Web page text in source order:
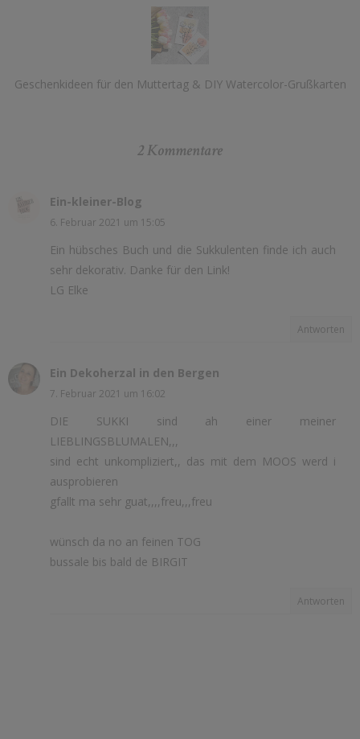
Geschenkideen für den Muttertag & DIY Watercolor-Grußkarten
2 Kommentare
Ein-kleiner-Blog
6. Februar 2021 um 15:05
Ein hübsches Buch und die Sukkulenten finde ich auch
sehr dekorativ. Danke für den Link!
LG Elke
Antworten
Ein Dekoherzal in den Bergen
7. Februar 2021 um 16:02
DIE SUKKI sind ah einer meiner
LIEBLINGSBLUMALEN,,,
sind echt unkompliziert,, das mit dem MOOS werd i
ausprobieren
gfallt ma sehr guat,,,,freu,,,freu
wünsch da no an feinen TOG
bussale bis bald de BIRGIT
Antworten